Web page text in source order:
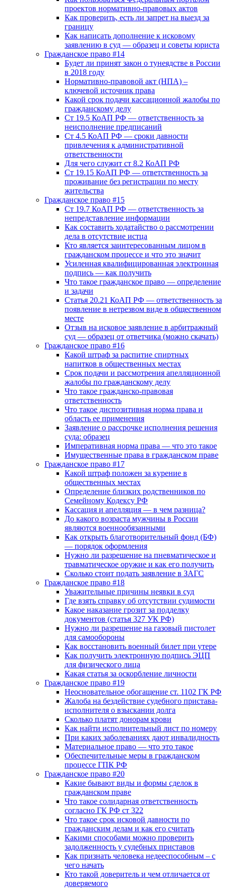
проектов нормативно-правовых актов
Как проверить, есть ли запрет на выезд за
границу
Как написать дополнение к исковому
заявлению в суд — образец и советы юриста
Гражданское право #14
Будет ли принят закон о тунеядстве в России
в 2018 году
Нормативно-правовой акт (НПА) –
ключевой источник права
Какой срок подачи кассационной жалобы по
гражданскому делу
Ст 19.5 КоАП РФ — ответственность за
неисполнение предписаний
Ст 4.5 КоАП РФ — сроки давности
привлечения к административной
ответственности
Для чего служит ст 8.2 КоАП РФ
Ст 19.15 КоАП РФ — ответственность за
проживание без регистрации по месту
жительства
Гражданское право #15
Ст 19.7 КоАП РФ — ответственность за
непредставление информации
Как составить ходатайство о рассмотрении
дела в отсутствие истца
Кто является заинтересованным лицом в
гражданском процессе и что это значит
Усиленная квалифицированная электронная
подпись — как получить
Что такое гражданское право — определение
и задачи
Статья 20.21 КоАП РФ — ответственность за
появление в нетрезвом виде в общественном
месте
Отзыв на исковое заявление в арбитражный
суд — образец от ответчика (можно скачать)
Гражданское право #16
Какой штраф за распитие спиртных
напитков в общественных местах
Срок подачи и рассмотрения апелляционной
жалобы по гражданскому делу
Что такое гражданско-правовая
ответственность
Что такое диспозитивная норма права и
область ее применения
Заявление о рассрочке исполнения решения
суда: образец
Императивная норма права — что это такое
Имущественные права в гражданском праве
Гражданское право #17
Какой штраф положен за курение в
общественных местах
Определение близких родственников по
Семейному Кодексу РФ
Кассация и апелляция — в чем разница?
До какого возраста мужчины в России
являются военнообязанными
Как открыть благотворительный фонд (БФ)
— порядок оформления
Нужно ли разрешение на пневматическое и
травматическое оружие и как его получить
Сколько стоит подать заявление в ЗАГС
Гражданское право #18
Уважительные причины неявки в суд
Где взять справку об отсутствии судимости
Какое наказание грозит за подделку
документов (статья 327 УК РФ)
Нужно ли разрешение на газовый пистолет
для самообороны
Как восстановить военный билет при утере
Как получить электронную подпись ЭЦП
для физического лица
Какая статья за оскорбление личности
Гражданское право #19
Неосновательное обогащение ст. 1102 ГК РФ
Жалоба на бездействие судебного пристава-
исполнителя о взыскании долга
Сколько платят донорам крови
Как найти исполнительный лист по номеру
При каких заболеваниях дают инвалидность
Материальное право — что это такое
Обеспечительные меры в гражданском
процессе ГПК РФ
Гражданское право #20
Какие бывают виды и формы сделок в
гражданском праве
Что такое солидарная ответственность
согласно ГК РФ ст 322
Что такое срок исковой давности по
гражданским делам и как его считать
Какими способами можно проверить
задолженность у судебных приставов
Как признать человека недееспособным – с
чего начать
Кто такой доверитель и чем отличается от
доверяемого